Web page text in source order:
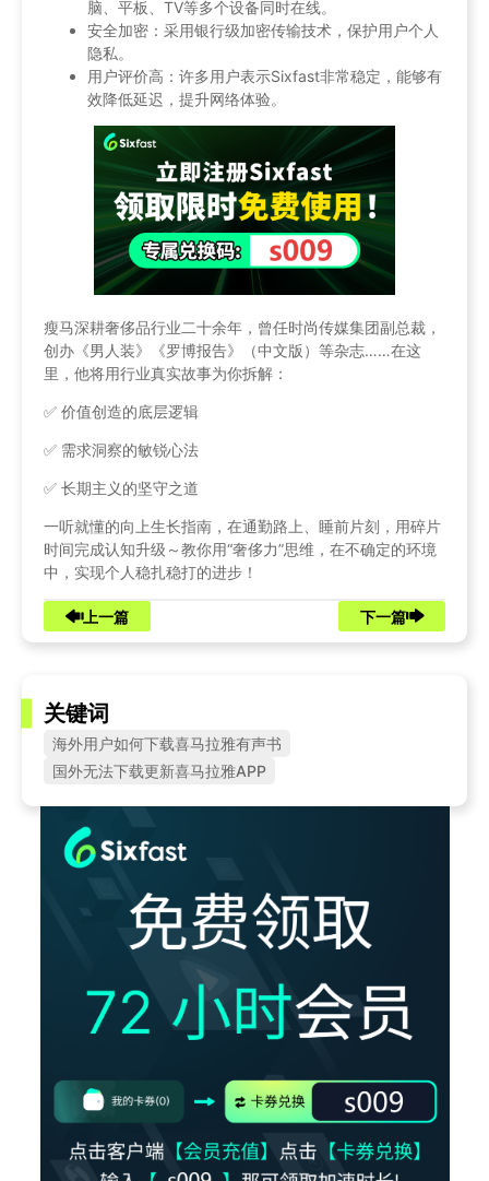
脑、平板、TV等多个设备同时在线。
安全加密：采用银行级加密传输技术，保护用户个人
隐私。
用户评价高：许多用户表示Sixfast非常稳定，能够有
效降低延迟，提升网络体验。
瘦马深耕奢侈品行业二十余年，曾任时尚传媒集团副总裁，
创办《男人装》《罗博报告》（中文版）等杂志……在这
里，他将用行业真实故事为你拆解：
✅ 价值创造的底层逻辑
✅ 需求洞察的敏锐心法
✅ 长期主义的坚守之道
一听就懂的向上生长指南，在通勤路上、睡前片刻，用碎片
时间完成认知升级～教你用“奢侈力”思维，在不确定的环境
中，实现个人稳扎稳打的进步！
上一篇 下一篇
关键词
海外用户如何下载喜马拉雅有声书
国外无法下载更新喜马拉雅APP